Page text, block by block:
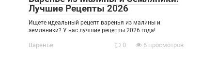
Лучшие Рецепты 2026
Ищете идеальный рецепт варенья из малины и
земляники? У нас лучшие рецепты 2026 года!
Варенье 0 6 просмотров